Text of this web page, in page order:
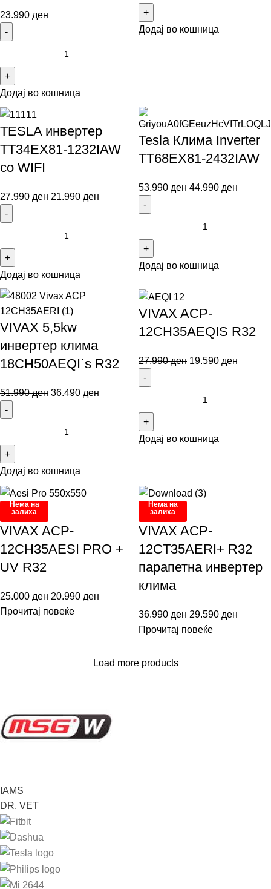
23.990 ден
Додај во кошница
Додај во кошница
TESLA инвертер
TT34EX81-1232IAW
со WIFI
27.990ден 21.990 ден
Додај во кошница
Tesla Клима Inverter
TT68EX81-2432IAW
53.990ден 44.990 ден
Додај во кошница
VIVAX 5,5kw
инвертер клима
18CH50AEQI`s R32
51.990ден 36.490 ден
Додај во кошница
VIVAX ACP-
12CH35AEQIS R32
27.990ден 19.590 ден
Додај во кошница
Нема на
залиха
VIVAX ACP-
12CH35AESI PRO +
UV R32
25.000ден 20.990 ден
Прочитај повеќе
Нема на
залиха
VIVAX ACP-
12CT35AERI+ R32
парапетна инвертер
клима
36.990ден 29.590 ден
Прочитај повеќе
Load more products
IAMS
DR. VET